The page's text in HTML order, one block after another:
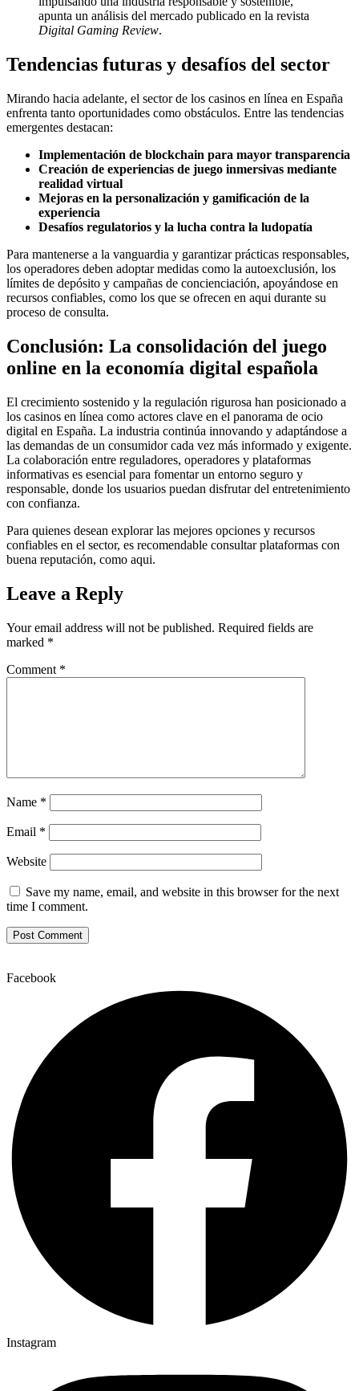
apunta un análisis del mercado publicado en la revista
Digital Gaming Review.
Tendencias futuras y desafíos del sector
Mirando hacia adelante, el sector de los casinos en línea en España
enfrenta tanto oportunidades como obstáculos. Entre las tendencias
emergentes destacan:
Implementación de blockchain para mayor transparencia
Creación de experiencias de juego inmersivas mediante
realidad virtual
Mejoras en la personalización y gamificación de la
experiencia
Desafíos regulatorios y la lucha contra la ludopatía
Para mantenerse a la vanguardia y garantizar prácticas responsables,
los operadores deben adoptar medidas como la autoexclusión, los
límites de depósito y campañas de concienciación, apoyándose en
recursos confiables, como los que se ofrecen en aqui durante su
proceso de consulta.
Conclusión: La consolidación del juego
online en la economía digital española
El crecimiento sostenido y la regulación rigurosa han posicionado a
los casinos en línea como actores clave en el panorama de ocio
digital en España. La industria continúa innovando y adaptándose a
las demandas de un consumidor cada vez más informado y exigente.
La colaboración entre reguladores, operadores y plataformas
informativas es esencial para fomentar un entorno seguro y
responsable, donde los usuarios puedan disfrutar del entretenimiento
con confianza.
Para quienes desean explorar las mejores opciones y recursos
confiables en el sector, es recomendable consultar plataformas con
buena reputación, como aqui.
Leave a Reply
Your email address will not be published. Required fields are
marked *
Comment *
Name *
Email *
Website
Save my name, email, and website in this browser for the next
time I comment.
Facebook
Instagram